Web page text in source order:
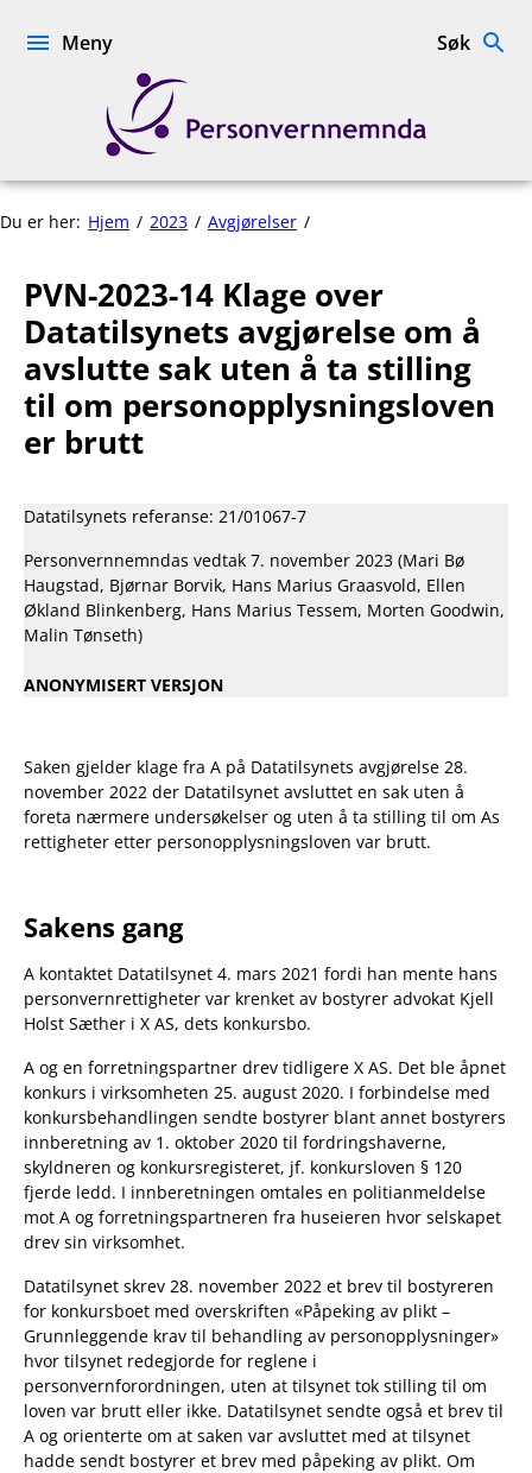
Personvernnemnda
Meny Søk
Du er her: Hjem 2023 Avgjørelser
Klage
Datatilsynets
avgjørelse
om
å
stilling
til
om
PVN-2023-14 Klage over
Datatilsynets avgjørelse om å
avslutte sak uten å ta stilling
til om personopplysningsloven
er brutt
Datatilsynets referanse: 21/01067-7
Personvernnemndas vedtak 7. november 2023 (Mari Bø
Haugstad, Bjørnar Borvik, Hans Marius Graasvold, Ellen
Økland Blinkenberg, Hans Marius Tessem, Morten Goodwin,
Malin Tønseth)
ANONYMISERT VERSJON
Saken gjelder klage fra A på Datatilsynets avgjørelse 28.
november 2022 der Datatilsynet avsluttet en sak uten å
foreta nærmere undersøkelser og uten å ta stilling til om As
rettigheter etter personopplysningsloven var brutt.
Sakens gang
A kontaktet Datatilsynet 4. mars 2021 fordi han mente hans
personvernrettigheter var krenket av bostyrer advokat Kjell
Holst Sæther i X AS, dets konkursbo.
A og en forretningspartner drev tidligere X AS. Det ble åpnet
konkurs i virksomheten 25. august 2020. I forbindelse med
konkursbehandlingen sendte bostyrer blant annet bostyrers
innberetning av 1. oktober 2020 til fordringshaverne,
skyldneren og konkursregisteret, jf. konkursloven § 120
fjerde ledd. I innberetningen omtales en politianmeldelse
mot A og forretningspartneren fra huseieren hvor selskapet
drev sin virksomhet.
Datatilsynet skrev 28. november 2022 et brev til bostyreren
for konkursboet med overskriften «Påpeking av plikt –
Grunnleggende krav til behandling av personopplysninger»
hvor tilsynet redegjorde for reglene i
personvernforordningen, uten at tilsynet tok stilling til om
loven var brutt eller ikke. Datatilsynet sendte også et brev til
A og orienterte om at saken var avsluttet med at tilsynet
hadde sendt bostyrer et brev med påpeking av plikt. Om